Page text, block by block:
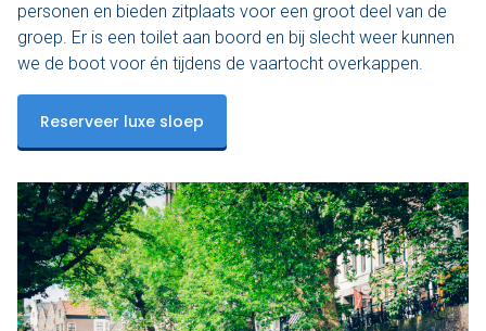
personen en bieden zitplaats voor een groot deel van de
groep. Er is een toilet aan boord en bij slecht weer kunnen
we de boot voor én tijdens de vaartocht overkappen.
Reserveer luxe sloep